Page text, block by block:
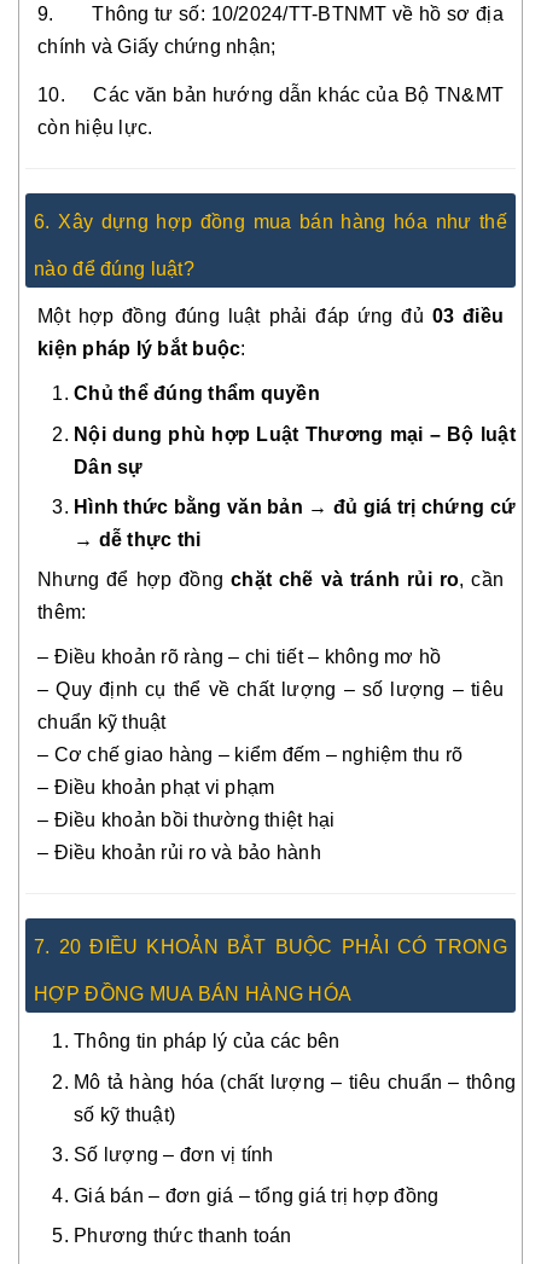
9. Thông tư số: 10/2024/TT-BTNMT về hồ sơ địa
chính và Giấy chứng nhận;
10. Các văn bản hướng dẫn khác của Bộ TN&MT
còn hiệu lực.
6. Xây dựng hợp đồng mua bán hàng hóa như thế
nào để đúng luật?
Một hợp đồng đúng luật phải đáp ứng đủ 03 điều
kiện pháp lý bắt buộc:
Chủ thể đúng thẩm quyền
Nội dung phù hợp Luật Thương mại – Bộ luật
Dân sự
Hình thức bằng văn bản → đủ giá trị chứng cứ
→ dễ thực thi
Nhưng để hợp đồng chặt chẽ và tránh rủi ro, cần
thêm:
– Điều khoản rõ ràng – chi tiết – không mơ hồ
– Quy định cụ thể về chất lượng – số lượng – tiêu
chuẩn kỹ thuật
– Cơ chế giao hàng – kiểm đếm – nghiệm thu rõ
– Điều khoản phạt vi phạm
– Điều khoản bồi thường thiệt hại
– Điều khoản rủi ro và bảo hành
7. 20 ĐIỀU KHOẢN BẮT BUỘC PHẢI CÓ TRONG
HỢP ĐỒNG MUA BÁN HÀNG HÓA
Thông tin pháp lý của các bên
Mô tả hàng hóa (chất lượng – tiêu chuẩn – thông
số kỹ thuật)
Số lượng – đơn vị tính
Giá bán – đơn giá – tổng giá trị hợp đồng
Phương thức thanh toán